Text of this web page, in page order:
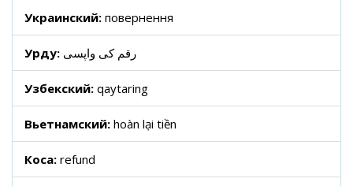
Украинский: повернення
Урду: رقم کی واپسی
Узбекский: qaytaring
Вьетнамский: hoàn lại tiền
Коса: refund